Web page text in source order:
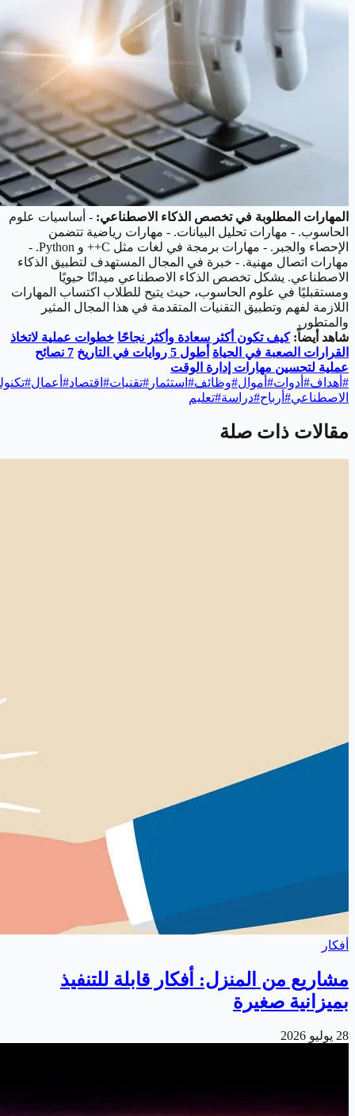
المهارات المطلوبة في تخصص الذكاء الاصطناعي: - أساسيات علوم
الحاسوب. - مهارات تحليل البيانات. - مهارات رياضية تتضمن
الإحصاء والجبر. - مهارات برمجة في لغات مثل C++ و Python. -
مهارات اتصال مهنية. - خبرة في المجال المستهدف لتطبيق الذكاء
الاصطناعي. يشكل تخصص الذكاء الاصطناعي ميدانًا حيويًا
ومستقبليًا في علوم الحاسوب، حيث يتيح للطلاب اكتساب المهارات
اللازمة لفهم وتطبيق التقنيات المتقدمة في هذا المجال المثير
والمتطور.
شاهد أيضاً: كيف تكون أكثر سعادة وأكثر نجاحًا خطوات عملية لاتخاذ
القرارات الصعبة في الحياة أطول 5 روايات في التاريخ
7 نصائح
عملية لتحسين مهارات إدارة الوقت
# أهداف# أدوات# أموال#وظائف# استثمار #تقنيات# اقتصاد# أعمال#
الاصطناعي# أرباح#دراسة#تعليم
مقالات ذات صلة
أفكار
مشاريع من المنزل: أفكار قابلة للتنفيذ
بميزانية صغيرة
28 يوليو 2026